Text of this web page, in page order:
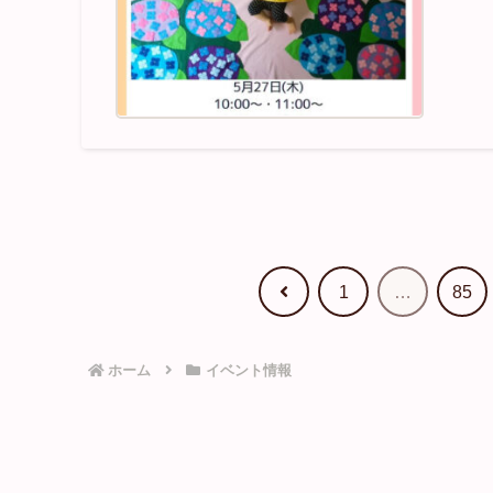
前 1 … 85
ホーム イベント情報